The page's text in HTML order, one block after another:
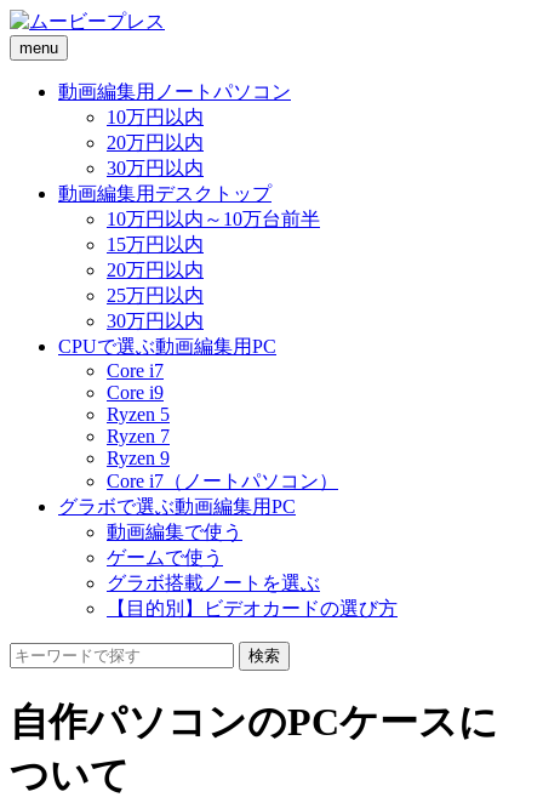
menu
動画編集用ノートパソコン
10万円以内
20万円以内
30万円以内
動画編集用デスクトップ
10万円以内～10万台前半
15万円以内
20万円以内
25万円以内
30万円以内
CPUで選ぶ動画編集用PC
Core i7
Core i9
Ryzen 5
Ryzen 7
Ryzen 9
Core i7（ノートパソコン）
グラボで選ぶ動画編集用PC
動画編集で使う
ゲームで使う
グラボ搭載ノートを選ぶ
【目的別】ビデオカードの選び方
自作パソコンのPCケースに
ついて